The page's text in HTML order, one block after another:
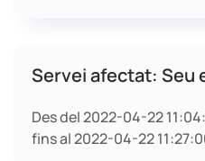
Servei afectat: Seu
Des del 2022-04-22
fins al 2022-04-22